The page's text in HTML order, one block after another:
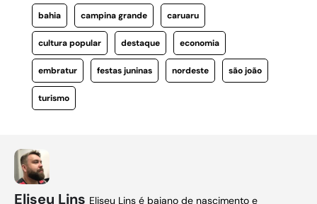
bahia campina grande caruaru
cultura popular destaque economia
embratur festas juninas nordeste são joão
turismo
Eliseu Lins Eliseu Lins é baiano de nascimento e